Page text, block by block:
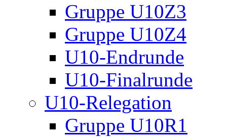
Gruppe U10Z3
Gruppe U10Z4
U10-Endrunde
U10-Finalrunde
U10-Relegation
Gruppe U10R1